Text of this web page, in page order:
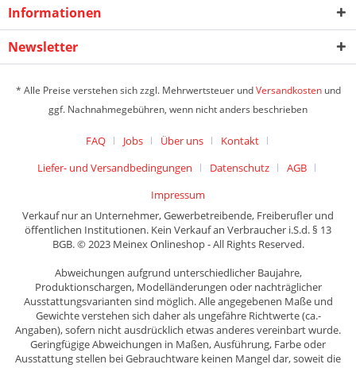
Informationen
Newsletter
* Alle Preise verstehen sich zzgl. Mehrwertsteuer undVersandkostenund
ggf. Nachnahmegebühren, wenn nicht anders beschrieben
FAQ Jobs Über uns
Kontakt
Liefer- und Versandbedingungen
Datenschutz
AGB
Impressum
Verkauf nur an Unternehmer, Gewerbetreibende, Freiberufler und
öffentlichen Institutionen. Kein Verkauf an Verbraucher i.S.d. § 13
BGB. © 2023 Meinex Onlineshop - All Rights Reserved.
Abweichungen aufgrund unterschiedlicher Baujahre,
Produktionschargen, Modelländerungen oder nachträglicher
Ausstattungsvarianten sind möglich. Alle angegebenen Maße und
Gewichte verstehen sich daher als ungefähre Richtwerte (ca.-
Angaben), sofern nicht ausdrücklich etwas anderes vereinbart wurde.
Geringfügige Abweichungen in Maßen, Ausführung, Farbe oder
Ausstattung stellen bei Gebrauchtware keinen Mangel dar, soweit die